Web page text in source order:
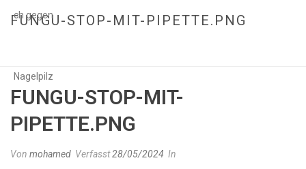
FUNGU-STOP-MIT-PIPETTE.PNG
FUNGU-STOP-MIT-
PIPETTE.PNG
Von mohamed Verfasst28/05/2024 In